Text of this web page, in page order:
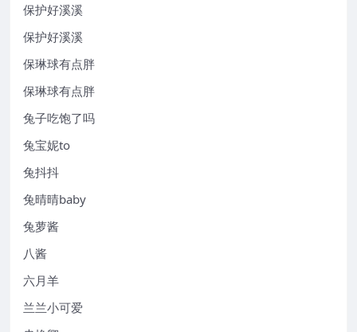
保护好溪溪
保护好溪溪
保琳球有点胖
保琳球有点胖
兔子吃饱了吗
兔宝妮to
兔抖抖
兔晴晴baby
兔萝酱
八酱
六月羊
兰兰小可爱